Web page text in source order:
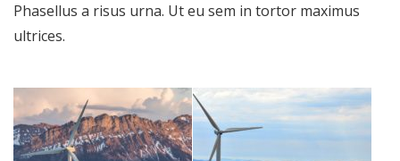
Phasellus a risus urna. Ut eu sem in tortor maximus
ultrices.